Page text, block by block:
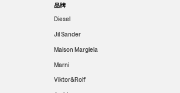
品牌
Diesel
Jil Sander
Maison Margiela
Marni
Viktor&Rolf